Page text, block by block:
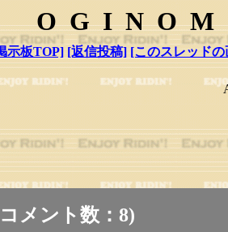
示板TOP] [返信投稿] [このスレッドの
メント数：8)